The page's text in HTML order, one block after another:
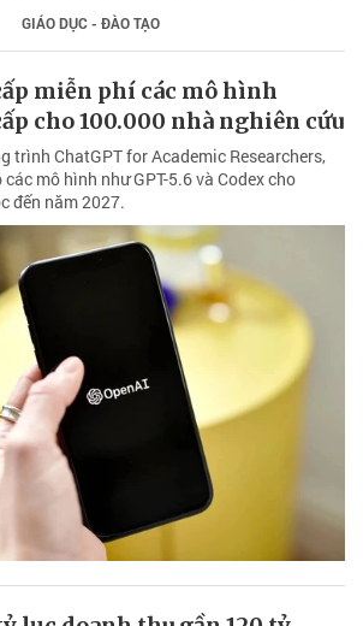
cách có trách nhiệm.
GIÁO DỤC - ĐÀO TẠO
miễn phí các mô hình
cho 100.000 nhà nghiên cứu
trình ChatGPT for Academic Researchers,
mô hình như GPT-5.6 và Codex cho
đến năm 2027.